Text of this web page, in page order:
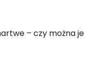
– czy można je